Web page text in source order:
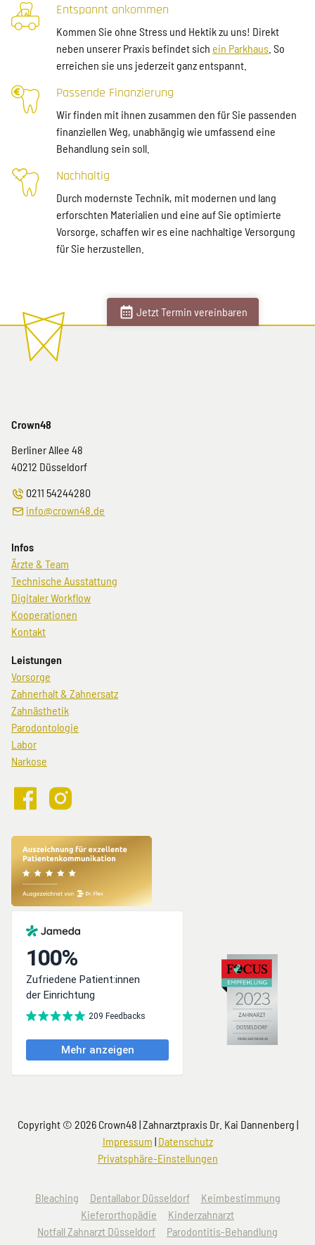
Entspannt ankommen
Kommen Sie ohne Stress und Hektik zu uns! Direkt
neben unserer Praxis befindet sich ein Parkhaus . So
erreichen sie uns jederzeit ganz entspannt.
Passende Finanzierung
Wir finden mit ihnen zusammen den für Sie passenden
finanziellen Weg, unabhängig wie umfassend eine
Behandlung sein soll.
Nachhaltig
Durch modernste Technik, mit modernen und lang
erforschten Materialien und eine auf Sie optimierte
Vorsorge, schaffen wir es eine nachhaltige Versorgung
für Sie herzustellen.
Jetzt Termin vereinbaren
Crown48
Berliner Allee 48
40212 Düsseldorf
0211 54244280
info@crown48.de
Infos
Navigation
überspringen
Ärzte & Team
Technische Ausstattung
Digitaler Workflow
Kooperationen
Kontakt
Leistungen
Navigation
überspringen
Vorsorge
Zahnerhalt & Zahnersatz
Zahnästhetik
Parodontologie
Labor
Narkose
Crown48
bei
Copyright © 2026 Crown48 | Zahnarztpraxis Dr. Kai Dannenberg |
Impressum | Datenschutz
Privatsphäre-Einstellungen
Navigation
überspringen
Bleaching Dentallabor Düsseldorf
Keimbestimmung
Kieferorthopädie
Kinderzahnarzt
Notfall Zahnarzt Düsseldorf
Parodontitis-Behandlung